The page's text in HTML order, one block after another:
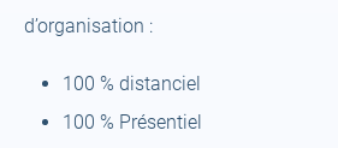
d’organisation :
100 % distanciel
100 % Présentiel